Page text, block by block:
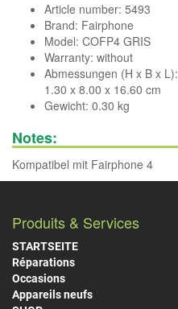
Article number: 5493
Brand: Fairphone
Model: COFP4 GRIS
Warranty: without
Abmessungen (H x B x L):
1.30 x 8.00 x 16.60 cm
Gewicht: 0.30 kg
Notes:
Kompatibel mit Fairphone 4
Produits & Services
STARTSEITE
Réparations
Occasions
Appareils neufs